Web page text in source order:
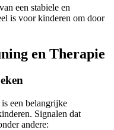
een stabiele en
is voor kinderen om door
en Therapie
een belangrijke
Signalen dat
andere: